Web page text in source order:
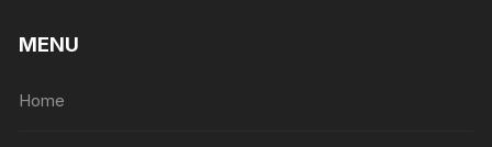
MENU
Home